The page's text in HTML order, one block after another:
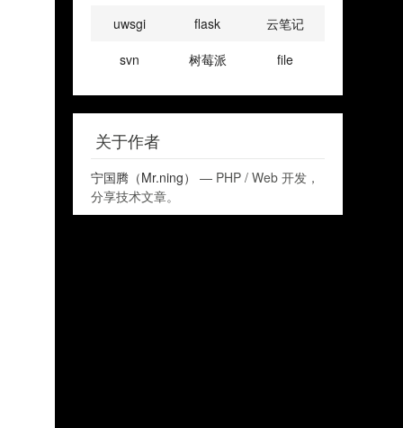
uwsgi
flask
云笔记
svn
树莓派 file
关于作者
宁国腾（Mr.ning）
— PHP / Web 开发，
分享技术文章。